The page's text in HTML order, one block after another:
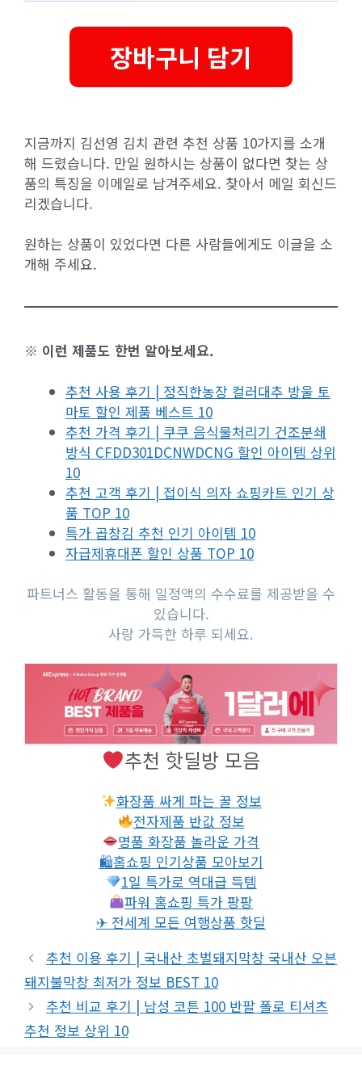
장바구니 담기
지금까지 김선영 김치 관련 추천 상품 10가지를 소개
해 드렸습니다. 만일 원하시는 상품이 없다면 찾는 상
품의 특징을 이메일로 남겨주세요. 찾아서 메일 회신드
리겠습니다.
원하는 상품이 있었다면 다른 사람들에게도 이글을 소
개해 주세요.
※ 이런 제품도 한번 알아보세요.
추천 사용 후기 | 정직한농장 컬러대추 방울 토
마토 할인 제품 베스트 10
추천 가격 후기 | 쿠쿠 음식물처리기 건조분쇄
방식 CFDD301DCNWDCNG 할인 아이템 상위
10
추천 고객 후기 | 접이식 의자 쇼핑카트 인기 상
품 TOP 10
특가 곱창김 추천 인기 아이템 10
자급제휴대폰 할인 상품 TOP 10
파트너스 활동을 통해 일정액의 수수료를 제공받을 수
있습니다.
사랑 가득한 하루 되세요.
추천 핫딜방 모음
화장품 싸게 파는 꿀 정보
전자제품 반값 정보
명품 화장품 놀라운 가격
🛍홈쇼핑 인기상품 모아보기
1일 특가로 역대급 득템
파워 홈쇼핑 특가 팡팡
✈ 전세계 모든 여행상품 핫딜
추천 이용 후기 | 국내산 초벌돼지막창 국내산 오븐
돼지불막창 최저가 정보 BEST 10
추천 비교 후기 | 남성 코튼 100 반팔 폴로 티셔츠
추천 정보 상위 10